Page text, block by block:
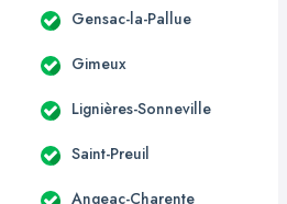
Gensac-la-Pallue
Gimeux
Lignières-Sonneville
Saint-Preuil
Angeac-Charente